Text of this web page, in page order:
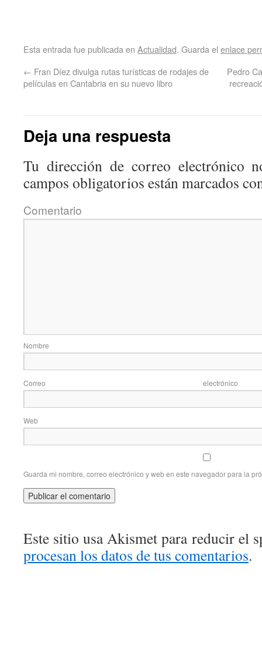
Esta entrada fue publicada en Actualidad. Guarda el enlace
← Fran Díez divulga rutas turísticas de rodajes de
películas en Cantabria en su nuevo libro
Pedro
Deja una respuesta
Tu dirección de correo electrónico
campos obligatorios están marcados
Correo
Web
Guarda mi nombre, correo electrónico y web en este navegador para la
Este sitio usa Akismet para reducir el
procesan los datos de tus comentarios.